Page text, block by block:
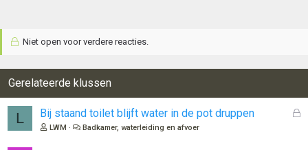
Niet open voor verdere reacties.
Gerelateerde klussen
L
G
Bij staand toilet blijft water in de pot druppen
LWM Badkamer, waterleiding en afvoer